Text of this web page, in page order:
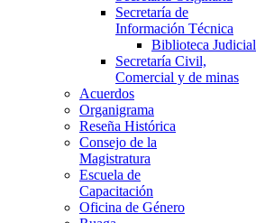
Secretaría de
Información Técnica
Biblioteca Judicial
Secretaría Civil,
Comercial y de minas
Acuerdos
Organigrama
Reseña Histórica
Consejo de la
Magistratura
Escuela de
Capacitación
Oficina de Género